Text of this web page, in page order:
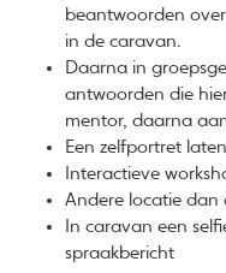
beantwoorden
in de caravan.
Daarna in
antwoorden die
mentor, daarna
Een zelfportret
Interactieve
Andere locatie dan
In caravan een
spraakbericht